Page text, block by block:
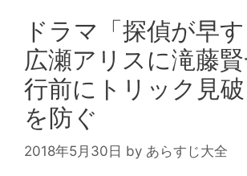
ドラマ「探偵が早す
広瀬アリスに滝藤
行前にトリック見
を防ぐ
2018年5月30日 by あらすじ大全